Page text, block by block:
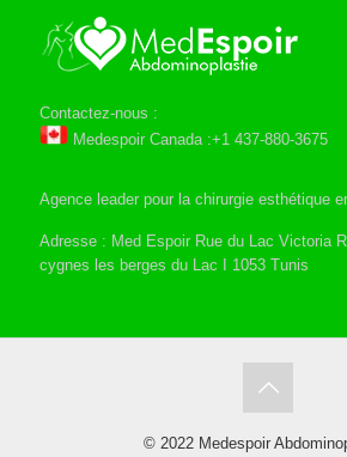
Contactez-nous :
Medespoir Canada :+1 437-880-3675
Agence leader pour la chirurgie esthétique
Adresse : Med Espoir Rue du Lac Victoria
cygnes les berges du Lac I 1053 Tunis
© 2022 Medespoir